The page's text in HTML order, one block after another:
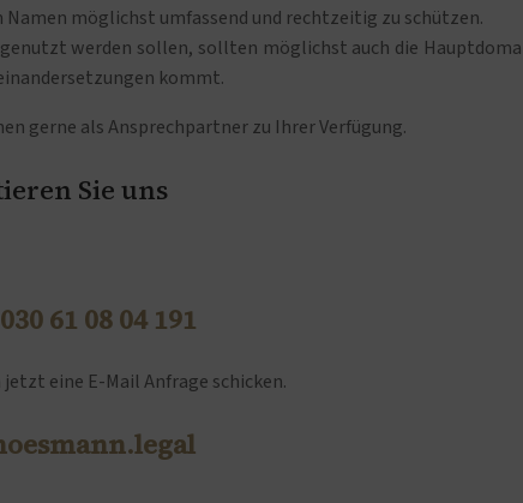
möglichst umfassend und rechtzeitig zu schützen.
werden sollen, sollten möglichst auch die
kommt.
gerne als Ansprechpartner zu Ihrer Verfügung.
Sie uns
030 61 08 04 191
jetzt eine E-Mail Anfrage schicken.